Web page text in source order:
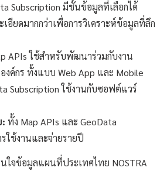
Subscription มีชั้นข้อมูลที่เลือกได้
เอียดมากกว่าเพื่อการวิเคราะห์ข้อมูลที่ลึก
APIs ใช้สำหรับพัฒนาร่วมกับงาน
ค์กร ทั้งแบบ Web App และ Mobile
Subscription ใช้งานกับซอฟต์แวร์
ทั้ง Map APIs และ GeoData
ใช้งานและจ่ายรายปี
ใจข้อมูลแผนที่ประเทศไทย NOSTRA